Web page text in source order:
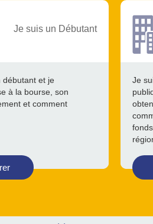
Je suis un Débutant
débutant et je
à la bourse, son
et comment
Je